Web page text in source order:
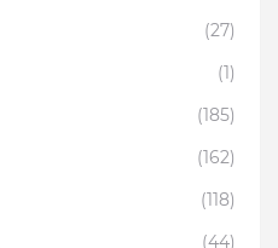
(27)
(1)
(185)
(162)
(118)
(44)